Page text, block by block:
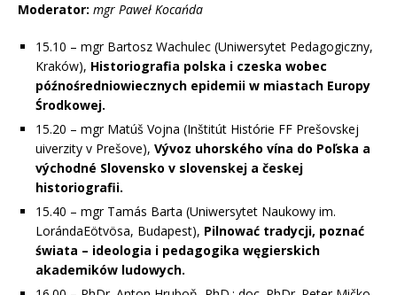
Moderator: mgr Paweł Kocańda
15.10 – mgr Bartosz Wachulec (Uniwersytet Pedagogiczny,
Kraków), Historiografia polska i czeska wobec
późnośredniowiecznych epidemii w miastach Europy
Środkowej.
15.20 – mgr Matúš Vojna (Inštitút Histórie FF Prešovskej
uiverzity v Prešove), Vývoz uhorského vína do Poľska a
východné Slovensko v slovenskej a českej
historiografii.
15.40 – mgr Tamás Barta (Uniwersytet Naukowy im.
LorándaEötvösa, Budapest), Pilnować tradycji, poznać
świata – ideologia i pedagogika węgierskich
akademików ludowych.